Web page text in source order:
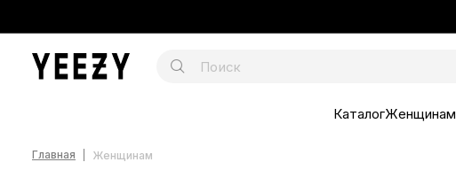
КаталогЖенщинам
Главная Женщинам